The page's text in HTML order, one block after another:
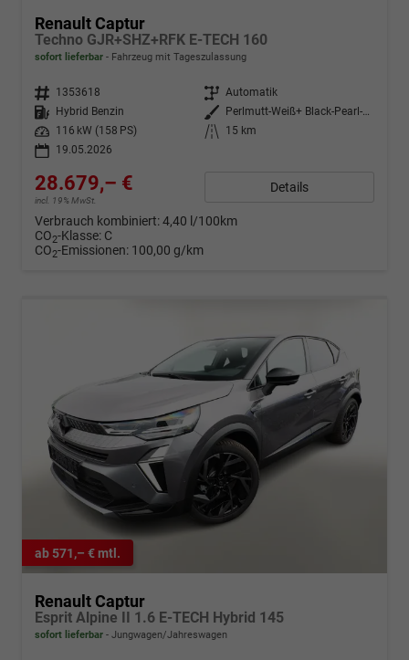
Renault Captur
Techno GJR+SHZ+RFK E-TECH 160
sofort lieferbar Fahrzeug mit Tageszulassung
Fahrzeugnr. 1353618 Getriebe Automatik
Kraftstoff
Hybrid Benzin Außenfarbe
Perlmutt-Weiß+ Black-Pearl-Schw
Leistung
116 kW (158 PS) Kilometerstand
15 km
19.05.2026
28.679,– €
incl. 19% MwSt.
Details
Verbrauch kombiniert:4,40 l/100km
CO2-Klasse: C
CO2-Emissionen: 100,00 g/km
ab 571,– € mtl.
Renault Captur
Esprit Alpine II 1.6 E-TECH Hybrid 145
sofort lieferbar Jungwagen/Jahreswagen